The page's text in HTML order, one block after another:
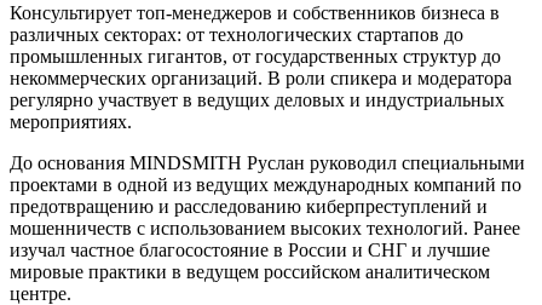
Консультирует топ-менеджеров и собственников бизнеса в
различных секторах: от технологических стартапов до
промышленных гигантов, от государственных структур до
некоммерческих организаций. В роли спикера и модератора
регулярно участвует в ведущих деловых и индустриальных
мероприятиях.
До основания MINDSMITH Руслан руководил специальными
проектами в одной из ведущих международных компаний по
предотвращению и расследованию киберпреступлений и
мошенничеств с использованием высоких технологий. Ранее
изучал частное благосостояние в России и СНГ и лучшие
мировые практики в ведущем российском аналитическом
центре.